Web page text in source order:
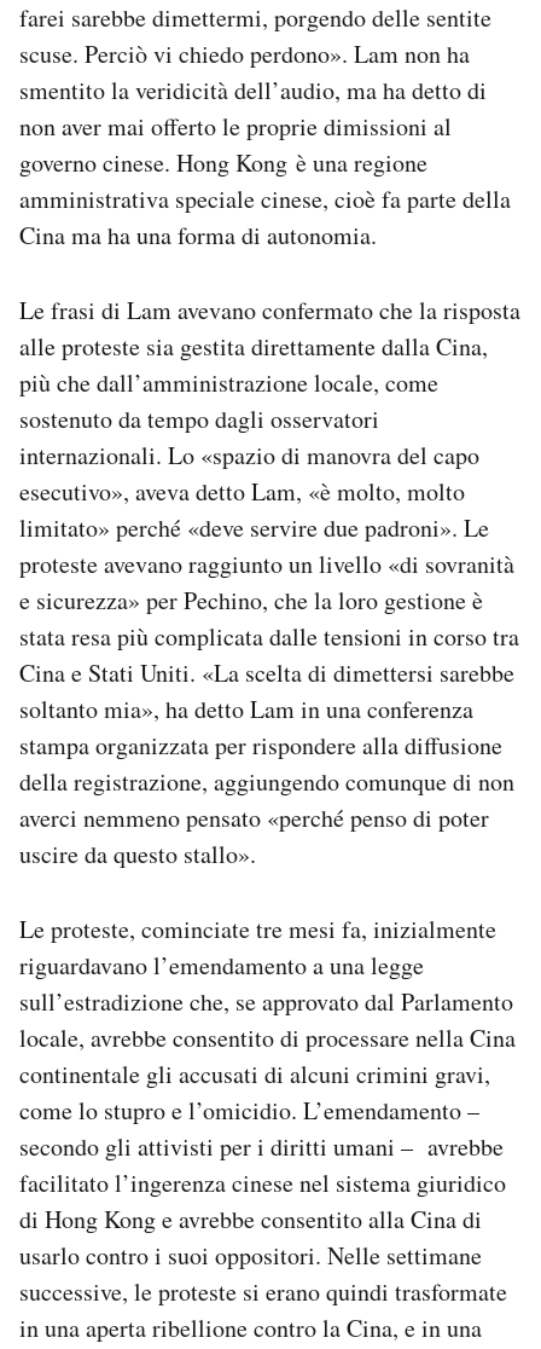
farei sarebbe dimettermi, porgendo delle sentite
scuse. Perciò vi chiedo perdono». Lam non ha
smentito la veridicità dell’audio, ma ha detto di
non aver mai offerto le proprie dimissioni al
governo cinese. Hong Kong è una regione
amministrativa speciale cinese, cioè fa parte della
Cina ma ha una forma di autonomia.
Le frasi di Lam avevano confermato che la risposta
alle proteste sia gestita direttamente dalla Cina,
più che dall’amministrazione locale, come
sostenuto da tempo dagli osservatori
internazionali. Lo «spazio di manovra del capo
esecutivo», aveva detto Lam, «è molto, molto
limitato» perché «deve servire due padroni». Le
proteste avevano raggiunto un livello «di sovranità
e sicurezza» per Pechino, che la loro gestione è
stata resa più complicata dalle tensioni in corso tra
Cina e Stati Uniti. «La scelta di dimettersi sarebbe
soltanto mia», ha detto Lam in una conferenza
stampa organizzata per rispondere alla diffusione
della registrazione, aggiungendo comunque di non
averci nemmeno pensato «perché penso di poter
uscire da questo stallo».
Le proteste, cominciate tre mesi fa, inizialmente
riguardavano l’emendamento a una legge
sull’estradizione che, se approvato dal Parlamento
locale, avrebbe consentito di processare nella Cina
continentale gli accusati di alcuni crimini gravi,
come lo stupro e l’omicidio. L’emendamento –
secondo gli attivisti per i diritti umani – avrebbe
facilitato l’ingerenza cinese nel sistema giuridico
di Hong Kong e avrebbe consentito alla Cina di
usarlo contro i suoi oppositori. Nelle settimane
successive, le proteste si erano quindi trasformate
in una aperta ribellione contro la Cina, e in una